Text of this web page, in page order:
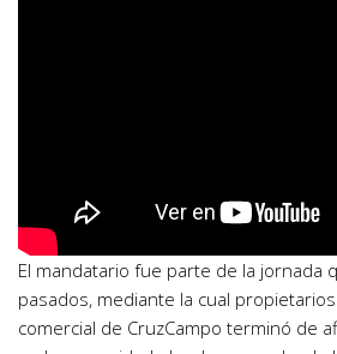
El mandatario fue parte de la jornada
pasados, mediante la cual
comercial de CruzCampo terminó de